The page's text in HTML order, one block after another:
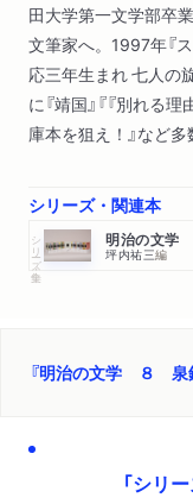
田大学第一文学部卒
文筆家へ。1997年『
応三年生まれ 七人の
に『靖国』『『別れる
庫本を狙え！』など
シリーズ・関連本
シリーズ・全集 明治の文学
坪内祐三編
『明治の文学 ８ 泉
「シリ